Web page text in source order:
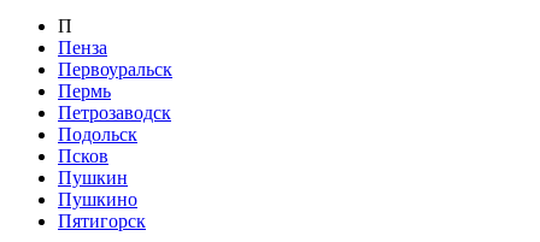
П
Пенза
Первоуральск
Пермь
Петрозаводск
Подольск
Псков
Пушкин
Пушкино
Пятигорск